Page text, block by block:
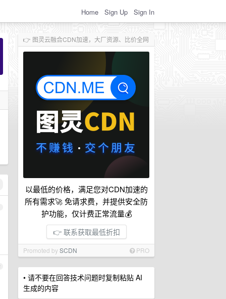
Home Sign Up Sign In
👉 图灵云融合CDN加速，大厂资源、比价全网
以最低的价格，满足您对CDN加速的
所有需求🚀 免请求费，并提供安全防
护功能，仅计费正常流量💰
👉 联系获取最低折扣
Promoted bySCDN PRO
• 请不要在回答技术问题时复制粘贴 AI
生成的内容